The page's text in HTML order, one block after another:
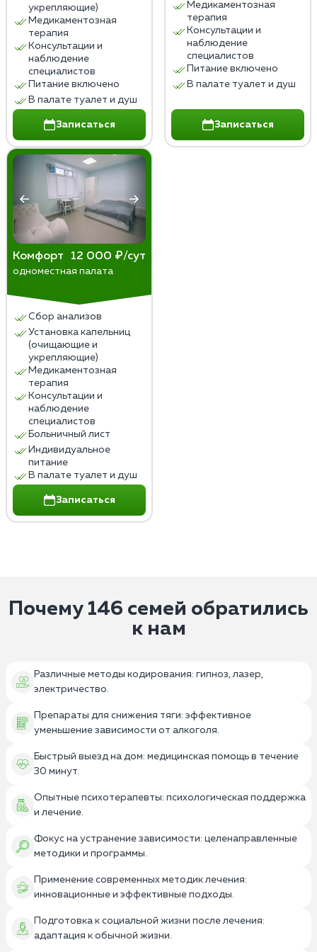
укрепляющие)
Медикаментозная
терапия
Консультации и
наблюдение
специалистов
Питание включено
В палате туалет и душ
Записаться
Медикаментозная
терапия
Консультации и
наблюдение
специалистов
Питание включено
В палате туалет и душ
Записаться
Комфорт 12 000 ₽/сут
одноместная палата
Сбор анализов
Установка капельниц
(очищающие и
укрепляющие)
Медикаментозная
терапия
Консультации и
наблюдение
специалистов
Больничный лист
Индивидуальное
питание
В палате туалет и душ
Записаться
Почему 146 семей обратились
к нам
Различные методы кодирования: гипноз, лазер,
электричество.
Препараты для снижения тяги: эффективное
уменьшение зависимости от алкоголя.
Быстрый выезд на дом: медицинская помощь в течение
30 минут.
Опытные психотерапевты: психологическая поддержка
и лечение.
Фокус на устранение зависимости: целенаправленные
методики и программы.
Применение современных методик лечения:
инновационные и эффективные подходы.
Подготовка к социальной жизни после лечения:
адаптация к обычной жизни.